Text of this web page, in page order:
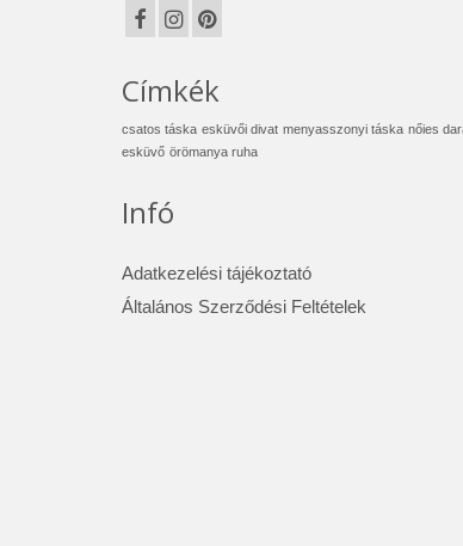
Címkék
csatos táska esküvői divat menyasszonyi táska nőies
esküvő örömanya ruha
Infó
Adatkezelési tájékoztató
Általános Szerződési Feltételek